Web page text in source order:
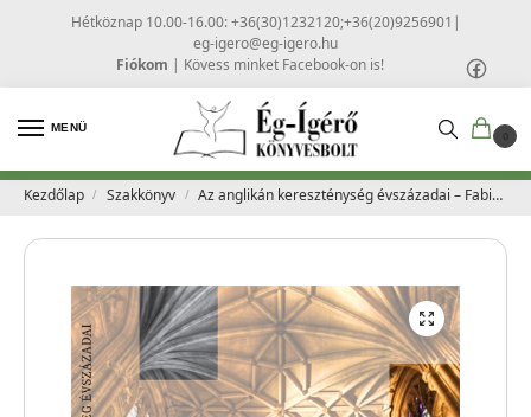
Hétköznap 10.00-16.00: +36(30)1232120;+36(20)9256901 |
eg-igero@eg-igero.hu
Fiókom | Kövess minket Facebook-on is!
MENÜ
0
Kezdőlap / Szakkönyv / Az anglikán kereszténység évszázadai – Fabiny Tibor és Faludy Alexander szerk.